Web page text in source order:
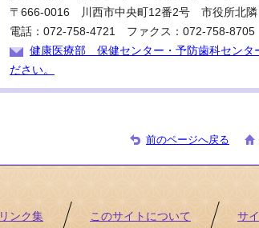
〒666-0016 川西市中央町12番2号 市役所北
電話：072-758-4721 ファクス：072-758-8705
健康医療部 保健センター・予防歯科センタ
ださい。
前のページへ戻る
リンク集 このサイトについて サ